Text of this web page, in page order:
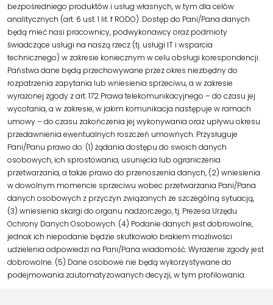
bezpośredniego produktów i usług własnych, w tym dla celów
analitycznych (art. 6 ust. 1 lit. f RODO). Dostęp do Pani/Pana danych
będą mieć nasi pracownicy, podwykonawcy oraz podmioty
świadczące usługi na naszą rzecz (tj. usługi IT i wsparcia
technicznego) w zakresie koniecznym w celu obsługi korespondencji.
Państwa dane będą przechowywane przez okres niezbędny do
rozpatrzenia zapytania lub wniesienia sprzeciwu, a w zakresie
wyrażonej zgody z art. 172 Prawa telekomunikacyjnego – do czasu jej
wycofania, a w zakresie, w jakim komunikacja następuje w ramach
umowy – do czasu zakończenia jej wykonywania oraz upływu okresu
przedawnienia ewentualnych roszczeń umownych. Przysługuje
Pani/Panu prawo do: (1) żądania dostępu do swoich danych
osobowych, ich sprostowania, usunięcia lub ograniczenia
przetwarzania, a także prawo do przenoszenia danych, (2) wniesienia
w dowolnym momencie sprzeciwu wobec przetwarzania Pani/Pana
danych osobowych z przyczyn związanych ze szczególną sytuacją,
(3) wniesienia skargi do organu nadzorczego, tj. Prezesa Urzędu
Ochrony Danych Osobowych. (4) Podanie danych jest dobrowolne,
jednak ich niepodanie będzie skutkowało brakiem możliwości
udzielenia odpowiedzi na Pani/Pana wiadomość. Wyrażenie zgody jest
dobrowolne. (5) Dane osobowe nie będą wykorzystywane do
podejmowania zautomatyzowanych decyzji, w tym profilowania.